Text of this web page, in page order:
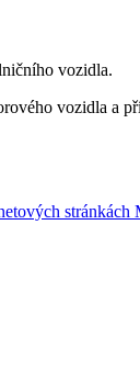
vozidla.
vozidla a
stránkách